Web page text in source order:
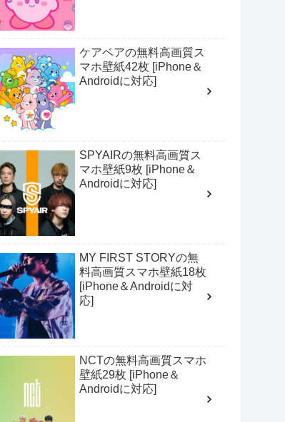
ケアベアの無料高画質ス
マホ壁紙42枚 [iPhone＆
Androidに対応]
SPYAIRの無料高画質ス
マホ壁紙9枚 [iPhone＆
Androidに対応]
MY FIRST STORYの無
料高画質スマホ壁紙18枚
[iPhone＆Androidに対
応]
NCTの無料高画質スマホ
壁紙29枚 [iPhone＆
Androidに対応]